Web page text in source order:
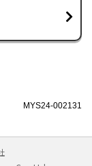
MYS24-002131